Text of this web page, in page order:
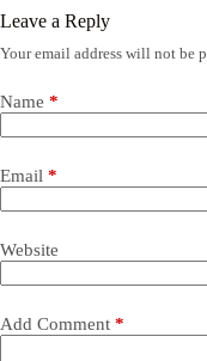
Leave a Reply
Your email address will not be
Name *
Email *
Website
Add Comment *